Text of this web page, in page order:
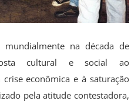
na década de
cultural e social ao
econômica e à saturação
pela atitude contestadora,